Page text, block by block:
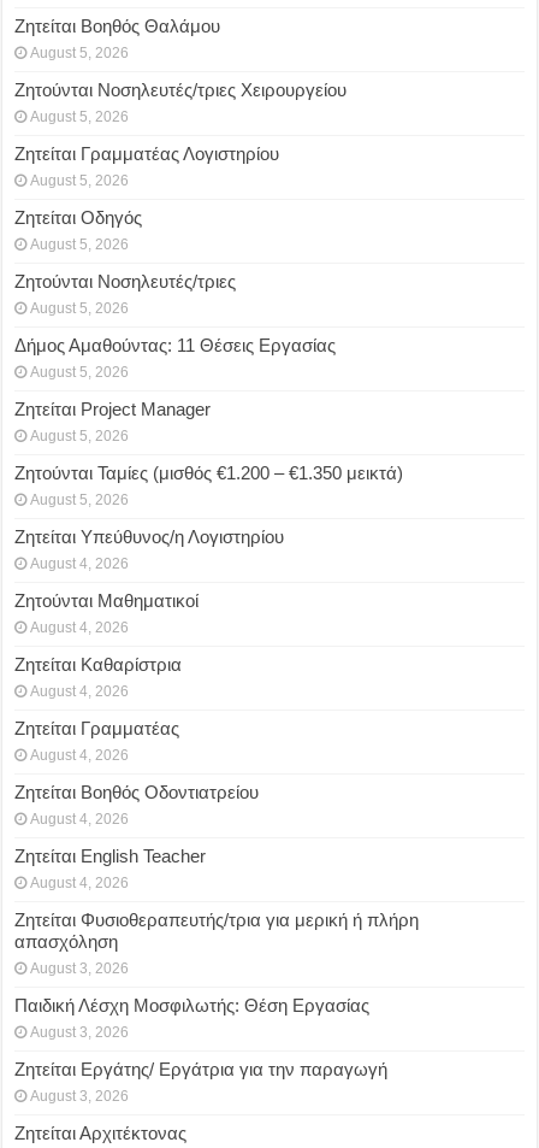
Ζητείται Βοηθός Θαλάμου
August 5, 2026
Ζητούνται Νοσηλευτές/τριες Χειρουργείου
August 5, 2026
Ζητείται Γραμματέας Λογιστηρίου
August 5, 2026
Ζητείται Οδηγός
August 5, 2026
Ζητούνται Νοσηλευτές/τριες
August 5, 2026
Δήμος Αμαθούντας: 11 Θέσεις Εργασίας
August 5, 2026
Ζητείται Project Manager
August 5, 2026
Ζητούνται Ταμίες (μισθός €1.200 – €1.350 μεικτά)
August 5, 2026
Ζητείται Υπεύθυνος/η Λογιστηρίου
August 4, 2026
Ζητούνται Μαθηματικοί
August 4, 2026
Ζητείται Καθαρίστρια
August 4, 2026
Ζητείται Γραμματέας
August 4, 2026
Ζητείται Βοηθός Οδοντιατρείου
August 4, 2026
Ζητείται English Teacher
August 4, 2026
Ζητείται Φυσιοθεραπευτής/τρια για μερική ή πλήρη
απασχόληση
August 3, 2026
Παιδική Λέσχη Μοσφιλωτής: Θέση Εργασίας
August 3, 2026
Ζητείται Εργάτης/ Εργάτρια για την παραγωγή
August 3, 2026
Ζητείται Αρχιτέκτονας